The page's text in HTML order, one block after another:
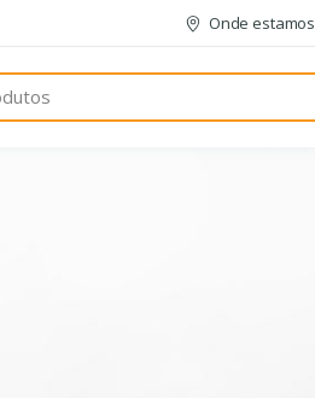
Onde estamos